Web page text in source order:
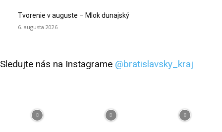
Tvorenie v auguste – Mlok dunajský
6. augusta 2026
Sledujte nás na Instagrame @bratislavsky_kraj